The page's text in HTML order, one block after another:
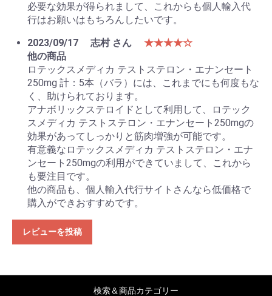
必要な効果が得られまして、これからも個人輸入代
行はお願いはもちろんしたいです。
2023/09/17
志村 さん
★★★★☆
他の商品
ロテックスメディカ テストステロン・エナンセート
250mg 計：5本（バラ）には、これまでにも何度もな
く、助けられております。
アナボリックステロイドとして利用して、ロテック
スメディカ テストステロン・エナンセート250mgの
効果があってしっかりと筋肉増強が可能です。
有意義なロテックスメディカ テストステロン・エナ
ンセート250mgの利用ができていまして、これから
も要注目です。
他の商品も、個人輸入代行サイトさんなら低価格で
購入ができおすすめです。
レビューを投稿
検索＆商品カテゴリー